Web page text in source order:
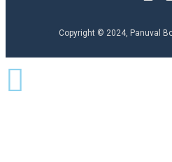
Copyright © 2024, Panuval